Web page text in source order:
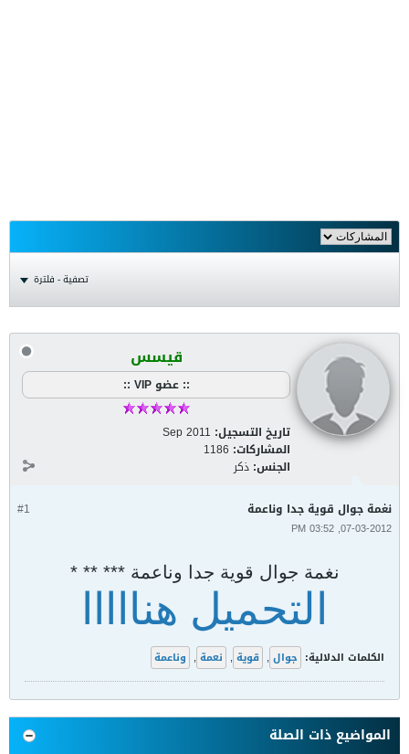
تصفية - فلترة
قيسس
:: عضو VIP ::
تاريخ التسجيل: Sep 2011
المشاركات: 1186
الجنس: ذكر
#1 نغمة جوال قوية جدا وناعمة
07-03-2012, 03:52 PM
نغمة جوال قوية جدا وناعمة *** ** *
التحميل هنااااا
الكلمات الدلالية: جوال , قوية , نعمة , وناعمة
المواضيع ذات الصلة